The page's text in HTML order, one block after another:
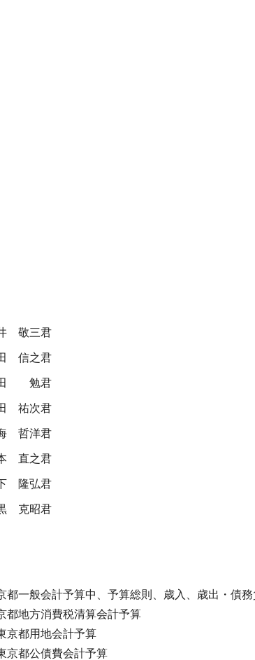
敬三君
信之君
勉君
祐次君
哲洋君
直之君
隆弘君
克昭君
一般会計予算中、予算総則、歳入、歳出・債
都地方消費税清算会計予算
京都用地会計予算
京都公債費会計予算